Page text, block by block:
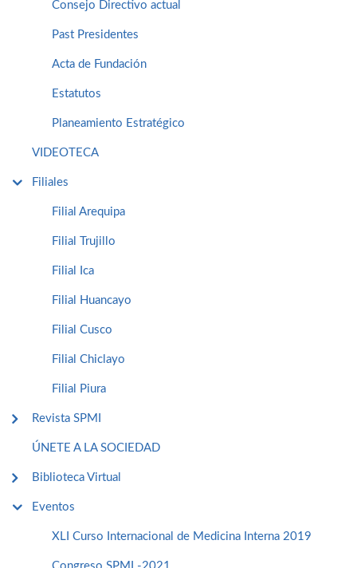
Consejo Directivo actual
Past Presidentes
Acta de Fundación
Estatutos
Planeamiento Estratégico
VIDEOTECA
Filiales
Filial Arequipa
Filial Trujillo
Filial Ica
Filial Huancayo
Filial Cusco
Filial Chiclayo
Filial Piura
Revista SPMI
ÚNETE A LA SOCIEDAD
Biblioteca Virtual
Eventos
XLI Curso Internacional de Medicina Interna 2019